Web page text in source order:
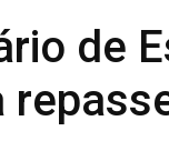
de